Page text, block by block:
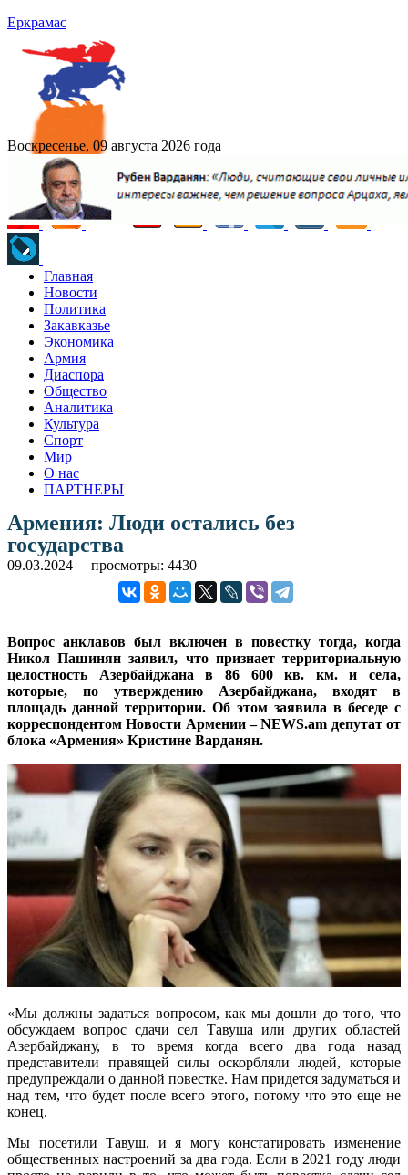
Еркрамас
Воскресенье, 09 августа 2026 года
Главная
Новости
Политика
Закавказье
Экономика
Армия
Диаспора
Общество
Аналитика
Культура
Спорт
Мир
О нас
ПАРТНЕРЫ
Армения: Люди остались без
государства
09.03.2024 просмотры: 4430
Вопрос анклавов был включен в повестку тогда, когда
Никол Пашинян заявил, что признает территориальную
целостность Азербайджана в 86 600 кв. км. и села,
которые, по утверждению Азербайджана, входят в
площадь данной территории. Об этом заявила в беседе с
корреспондентом Новости Армении – NEWS.am депутат от
блока «Армения» Кристине Варданян.
«Мы должны задаться вопросом, как мы дошли до того, что
обсуждаем вопрос сдачи сел Тавуша или других областей
Азербайджану, в то время когда всего два года назад
представители правящей силы оскорбляли людей, которые
предупреждали о данной повестке. Нам придется задуматься и
над тем, что будет после всего этого, потому что это еще не
конец.
Мы посетили Тавуш, и я могу констатировать изменение
общественных настроений за два года. Если в 2021 году люди